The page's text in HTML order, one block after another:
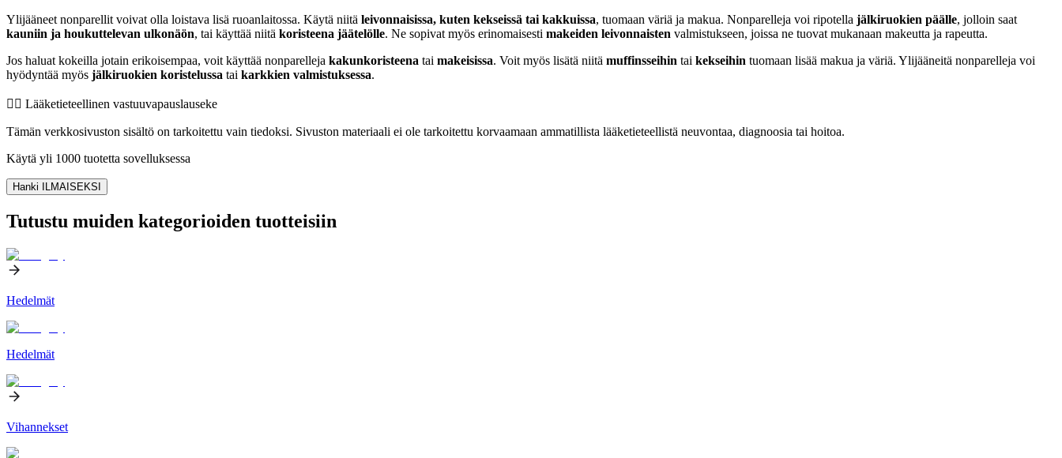
Ylijääneet nonparellit voivat olla loistava lisä ruoanlaitossa. Käytä niitä leivonnaisissa, kuten kekseissä tai kakkuissa, tuomaan väriä ja makua. Nonparelleja voi ripotella jälkiruokien päälle, jolloin saat
kauniin ja houkuttelevan ulkonäön, tai käyttää niitä koristeena jäätelölle. Ne sopivat myös erinomaisesti makeiden leivonnaisten valmistukseen, joissa ne tuovat mukanaan makeutta ja rapeutta.
Jos haluat kokeilla jotain erikoisempaa, voit käyttää nonparelleja kakunkoristeena tai makeisissa. Voit myös lisätä niitä muffinsseihin tai kekseihin tuomaan lisää makua ja väriä. Ylijääneitä nonparelleja voi
hyödyntää myös jälkiruokien koristelussa tai karkkien valmistuksessa.
👨‍⚕️️ Lääketieteellinen vastuuvapauslauseke
Tämän verkkosivuston sisältö on tarkoitettu vain tiedoksi. Sivuston materiaali ei ole tarkoitettu korvaamaan ammatillista lääketieteellistä neuvontaa, diagnoosia tai hoitoa.
Käytä yli 1000 tuotetta sovelluksessa
Hanki ILMAISEKSI
Tutustu muiden kategorioiden tuotteisiin
Hedelmät
Hedelmät
Vihannekset